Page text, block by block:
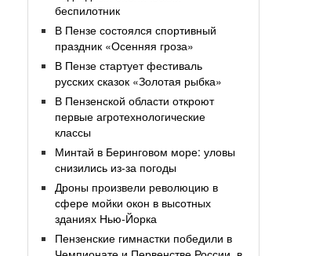
беспилотник
В Пензе состоялся спортивный
праздник «Осенняя гроза»
В Пензе стартует фестиваль
русских сказок «Золотая рыбка»
В Пензенской области откроют
первые агротехнологические
классы
Минтай в Беринговом море: уловы
снизились из-за погоды
Дроны произвели революцию в
сфере мойки окон в высотных
зданиях Нью-Йорка
Пензенские гимнастки победили в